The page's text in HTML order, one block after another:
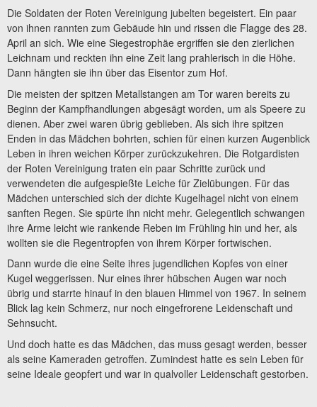
Die Soldaten der Roten Vereinigung jubelten begeistert. Ein paar
von ihnen rannten zum Gebäude hin und rissen die Flagge des 28.
April an sich. Wie eine Siegestrophäe ergriffen sie den zierlichen
Leichnam und reckten ihn eine Zeit lang prahlerisch in die Höhe.
Dann hängten sie ihn über das Eisentor zum Hof.
Die meisten der spitzen Metallstangen am Tor waren bereits zu
Beginn der Kampfhandlungen abgesägt worden, um als Speere zu
dienen. Aber zwei waren übrig geblieben. Als sich ihre spitzen
Enden in das Mädchen bohrten, schien für einen kurzen Augenblick
Leben in ihren weichen Körper zurückzukehren. Die Rotgardisten
der Roten Vereinigung traten ein paar Schritte zurück und
verwendeten die aufgespießte Leiche für Zielübungen. Für das
Mädchen unterschied sich der dichte Kugelhagel nicht von einem
sanften Regen. Sie spürte ihn nicht mehr. Gelegentlich schwangen
ihre Arme leicht wie rankende Reben im Frühling hin und her, als
wollten sie die Regentropfen von ihrem Körper fortwischen.
Dann wurde die eine Seite ihres jugendlichen Kopfes von einer
Kugel weggerissen. Nur eines ihrer hübschen Augen war noch
übrig und starrte hinauf in den blauen Himmel von 1967. In seinem
Blick lag kein Schmerz, nur noch eingefrorene Leidenschaft und
Sehnsucht.
Und doch hatte es das Mädchen, das muss gesagt werden, besser
als seine Kameraden getroffen. Zumindest hatte es sein Leben für
seine Ideale geopfert und war in qualvoller Leidenschaft gestorben.